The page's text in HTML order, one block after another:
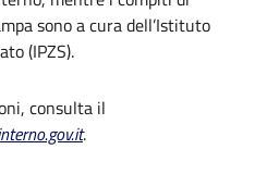
sono a cura dell’Istituto
(IPZS).
consulta il
.